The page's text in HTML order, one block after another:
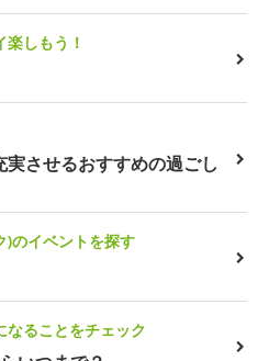
しもう！
させるおすすめの過ごし
)のイベントを探す
ることをチェック